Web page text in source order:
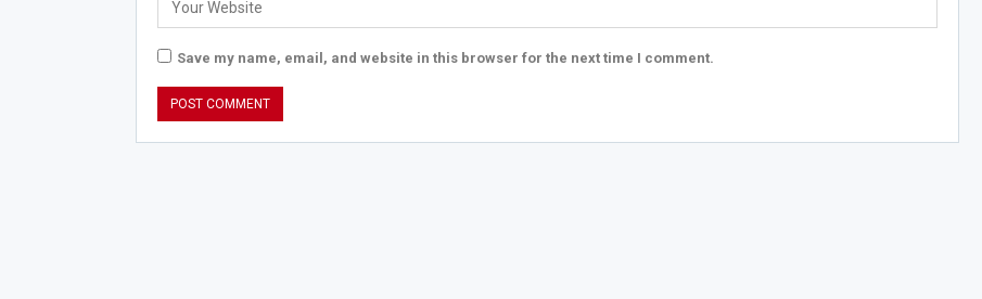
Save my name, email, and website in this browser for the next time I comment.